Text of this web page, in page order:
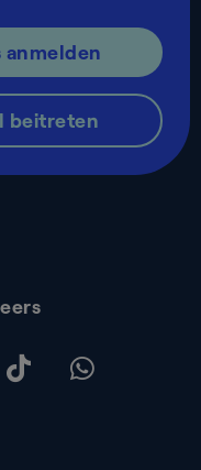
anmelden
beitreten